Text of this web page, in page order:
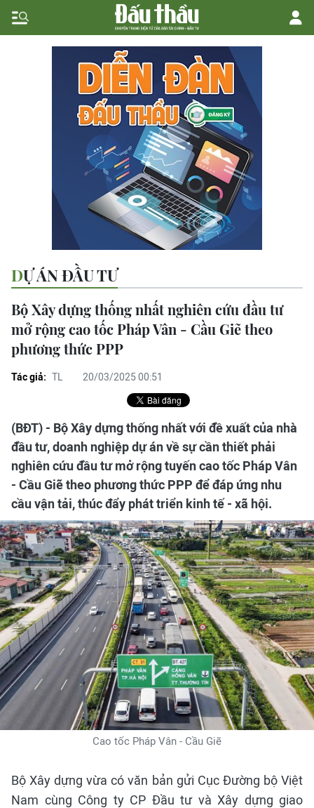
DỰ ÁN ĐẦU TƯ
Bộ Xây dựng thống nhất nghiên cứu đầu tư
mở rộng cao tốc Pháp Vân - Cầu Giẽ theo
phương thức PPP
Tác giả: TL 20/03/2025 00:51
(BĐT) - Bộ Xây dựng thống nhất với đề xuất của nhà
đầu tư, doanh nghiệp dự án về sự cần thiết phải
nghiên cứu đầu tư mở rộng tuyến cao tốc Pháp Vân
- Cầu Giẽ theo phương thức PPP để đáp ứng nhu
cầu vận tải, thúc đẩy phát triển kinh tế - xã hội.
Cao tốc Pháp Vân - Cầu Giẽ
Bộ Xây dựng vừa có văn bản gửi Cục Đường bộ Việt
Nam cùng Công ty CP Đầu tư và Xây dựng giao